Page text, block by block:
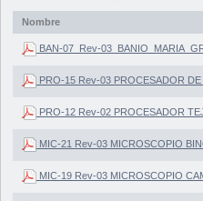
Nombre
BAN-07_Rev-
PRO-15 Rev-03 PROCESADOR
PRO-12 Rev-02 PROCESADOR
MIC-21 Rev-03 MICROSCOPIO
MIC-19 Rev-03 MICROSCOPIO